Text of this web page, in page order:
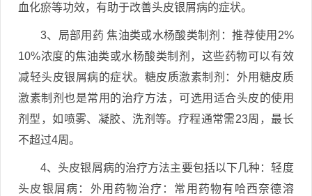
血化瘀等功效，有助于改善头皮银屑病的症状。
3、局部用药 焦油类或水杨酸类制剂：推荐使用2%
10%浓度的焦油类或水杨酸类制剂，这些药物可以有效
减轻头皮银屑病的症状。糖皮质激素制剂：外用糖皮质
激素制剂也是常用的治疗方法，可选用适合头皮的使用
剂型，如喷雾、凝胶、洗剂等。疗程通常需23周，最长
不超过4周。
4、头皮银屑病的治疗方法主要包括以下几种：轻度
头皮银屑病：外用药物治疗：常用药物有哈西奈德溶